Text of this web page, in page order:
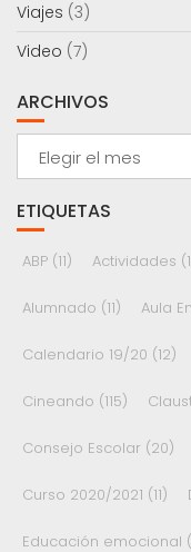
Viajes (3)
Video (7)
ARCHIVOS
Archivos
ETIQUETAS
ABP (11) Actividades
Alumnado (11) Aula
Calendario 19/20 (12)
Cineando (115)
Consejo Escolar (20)
Curso 2020/2021 (11)
Educación emocional